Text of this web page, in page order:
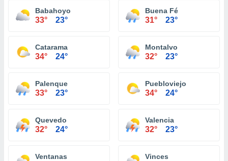
Babahoyo
33° 23°
Buena Fé
31° 23°
Catarama
34° 24°
Montalvo
32° 23°
Palenque
33° 23°
Puebloviejo
34° 24°
Quevedo
32° 24°
Valencia
32° 23°
Ventanas Vinces